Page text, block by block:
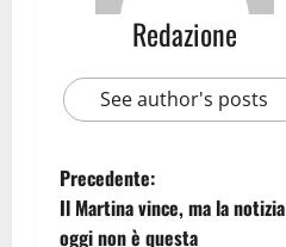
Redazione
See author's posts
Precedente:
Il Martina vince, ma la notizia
oggi non è questa